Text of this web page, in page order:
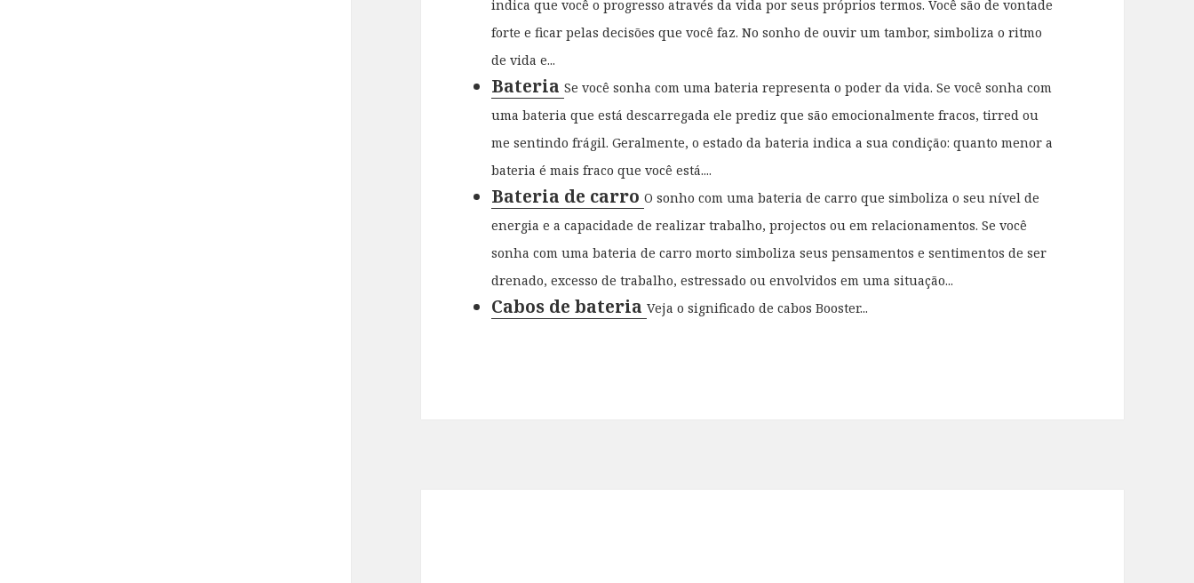
indica que você o progresso através da vida por seus próprios termos. Você são de vontade
forte e ficar pelas decisões que você faz. No sonho de ouvir um tambor, simboliza o ritmo
de vida e...
BateriaSe você sonha com uma bateria representa o poder da vida. Se você sonha com
uma bateria que está descarregada ele prediz que são emocionalmente fracos, tirred ou
me sentindo frágil. Geralmente, o estado da bateria indica a sua condição: quanto menor a
bateria é mais fraco que você está....
Bateria de carroO sonho com uma bateria de carro que simboliza o seu nível de
energia e a capacidade de realizar trabalho, projectos ou em relacionamentos. Se você
sonha com uma bateria de carro morto simboliza seus pensamentos e sentimentos de ser
drenado, excesso de trabalho, estressado ou envolvidos em uma situação...
Cabos de bateriaVeja o significado de cabos Booster...